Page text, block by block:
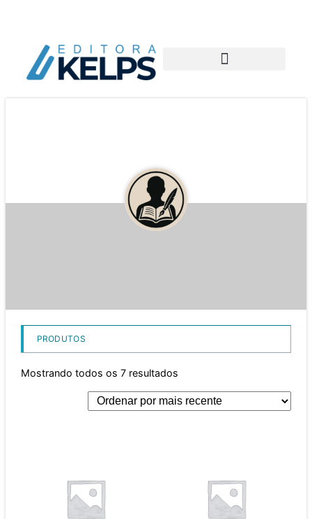
PRODUTOS
Mostrando todos os 7 resultados